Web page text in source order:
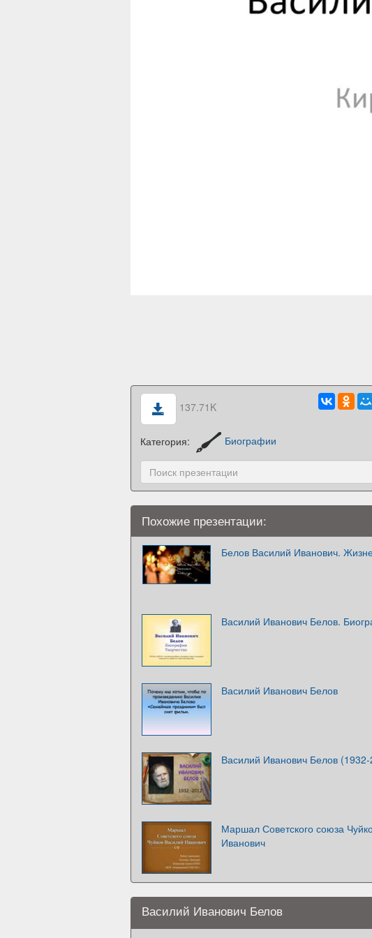
137.71K
Категория: Биографии
Похожие презентации:
Белов Василий Иванович.
Василий Иванович Белов.
Василий Иванович Белов
Василий Иванович Белов
Маршал Советского союза
Иванович
Василий Иванович Белов